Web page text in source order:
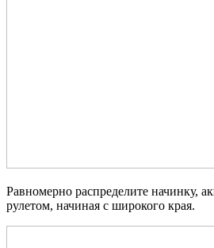
Равномерно распределите начинку,
рулетом, начиная с широкого края.